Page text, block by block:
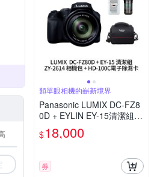
類單眼相機的嶄新境界
Panasonic LUMIX DC-FZ8
0D + EYLIN EY-15清潔組 +
SunLight ZY-2614相機包 +
EirMai 銳瑪 HD-100C電子
$18,000
券